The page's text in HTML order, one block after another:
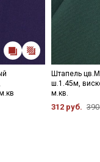
Штапель
ш.1.45м,
м.кв.
312 руб.